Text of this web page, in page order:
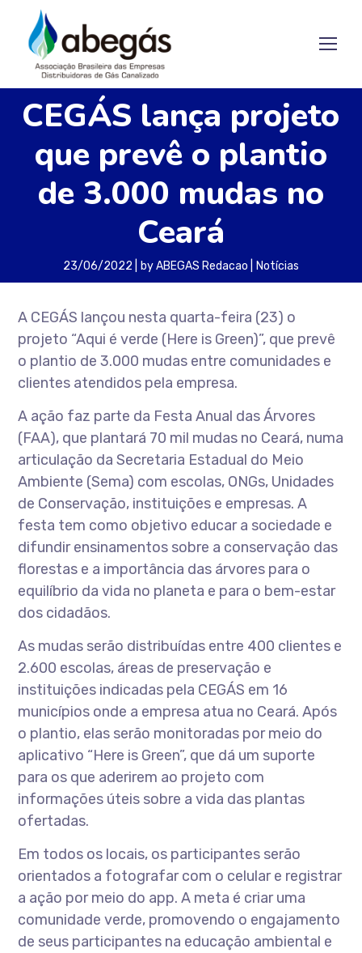
CEGÁS lança projeto
que prevê o plantio
de 3.000 mudas no
Ceará
23/06/2022 byABEGAS Redacao Notícias
A CEGÁS lançou nesta quarta-feira (23) o
projeto “Aqui é verde (Here is Green)”, que prevê
o plantio de 3.000 mudas entre comunidades e
clientes atendidos pela empresa.
A ação faz parte da Festa Anual das Árvores
(FAA), que plantará 70 mil mudas no Ceará, numa
articulação da Secretaria Estadual do Meio
Ambiente (Sema) com escolas, ONGs, Unidades
de Conservação, instituições e empresas. A
festa tem como objetivo educar a sociedade e
difundir ensinamentos sobre a conservação das
florestas e a importância das árvores para o
equilíbrio da vida no planeta e para o bem-estar
dos cidadãos.
As mudas serão distribuídas entre 400 clientes e
2.600 escolas, áreas de preservação e
instituições indicadas pela CEGÁS em 16
municípios onde a empresa atua no Ceará. Após
o plantio, elas serão monitoradas por meio do
aplicativo “Here is Green”, que dá um suporte
para os que aderirem ao projeto com
informações úteis sobre a vida das plantas
ofertadas.
Em todos os locais, os participantes serão
orientados a fotografar com o celular e registrar
a ação por meio do app. A meta é criar uma
comunidade verde, promovendo o engajamento
de seus participantes na educação ambiental e